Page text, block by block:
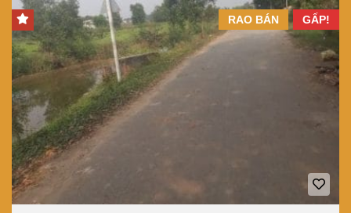
GẤP!
RAO BÁN